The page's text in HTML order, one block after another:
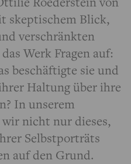
skeptischem Blick,
verschränkten
Werk Fragen auf:
beschäftigte sie und
Haltung über ihre
In unserem
nicht nur dieses,
Selbstporträts
auf den Grund.